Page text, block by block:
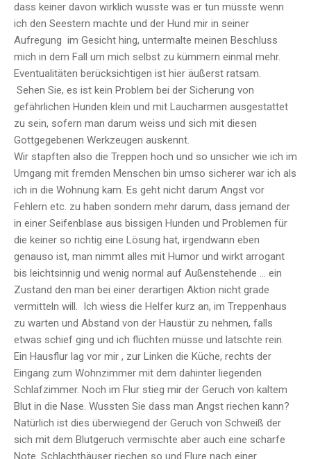
dass keiner davon wirklich wusste was er tun müsste wenn
ich den Seestern machte und der Hund mir in seiner
Aufregung im Gesicht hing, untermalte meinen Beschluss
mich in dem Fall um mich selbst zu kümmern einmal mehr.
Eventualitäten berücksichtigen ist hier äußerst ratsam.
Sehen Sie, es ist kein Problem bei der Sicherung von
gefährlichen Hunden klein und mit Laucharmen ausgestattet
zu sein, sofern man darum weiss und sich mit diesen
Gottgegebenen Werkzeugen auskennt.
Wir stapften also die Treppen hoch und so unsicher wie ich im
Umgang mit fremden Menschen bin umso sicherer war ich als
ich in die Wohnung kam. Es geht nicht darum Angst vor
Fehlern etc. zu haben sondern mehr darum, dass jemand der
in einer Seifenblase aus bissigen Hunden und Problemen für
die keiner so richtig eine Lösung hat, irgendwann eben
genauso ist, man nimmt alles mit Humor und wirkt arrogant
bis leichtsinnig und wenig normal auf Außenstehende … ein
Zustand den man bei einer derartigen Aktion nicht grade
vermitteln will. Ich wiess die Helfer kurz an, im Treppenhaus
zu warten und Abstand von der Haustür zu nehmen, falls
etwas schief ging und ich flüchten müsse und latschte rein.
Ein Hausflur lag vor mir , zur Linken die Küche, rechts der
Eingang zum Wohnzimmer mit dem dahinter liegenden
Schlafzimmer. Noch im Flur stieg mir der Geruch von kaltem
Blut in die Nase. Wussten Sie dass man Angst riechen kann?
Natürlich ist dies überwiegend der Geruch von Schweiß der
sich mit dem Blutgeruch vermischte aber auch eine scharfe
Note. Schlachthäuser riechen so und Flure nach einer